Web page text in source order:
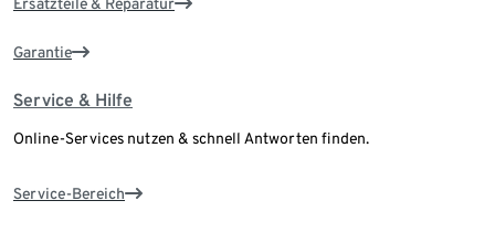
Ersatzteile & Reparatur
Garantie
Service & Hilfe
Online-Services nutzen & schnell Antworten finden.
Service-Bereich